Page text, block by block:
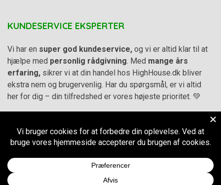
KUNDESERVICE EKSPERTER
Vi har en super god kundeservice, og vi er altid klar til at
hjælpe med personlig rådgivning . Med mange års
erfaring, sikrer vi at din handel hos HighHouse.dk bliver
ekstra nem og brugervenlig. Har du spørgsmål, er vi altid
her for dig – din tilfredshed er vores højeste prioritet. 💚
Handelsbetingelser–
Cookie- og privatlivspolitik